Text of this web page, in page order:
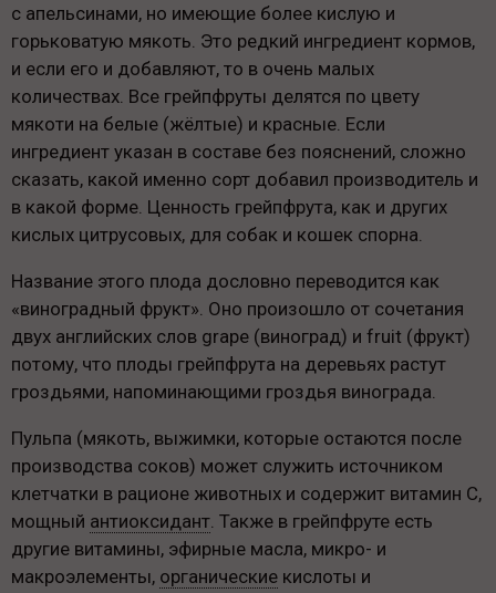
с апельсинами, но имеющие более кислую и
горьковатую мякоть. Это редкий ингредиент кормов,
и если его и добавляют, то в очень малых
количествах. Все грейпфруты делятся по цвету
мякоти на белые (жёлтые) и красные. Если
ингредиент указан в составе без пояснений, сложно
сказать, какой именно сорт добавил производитель и
в какой форме. Ценность грейпфрута, как и других
кислых цитрусовых, для собак и кошек спорна.
Название этого плода дословно переводится как
«виноградный фрукт». Оно произошло от сочетания
двух английских слов grape (виноград) и fruit (фрукт)
потому, что плоды грейпфрута на деревьях растут
гроздьями, напоминающими гроздья винограда.
Пульпа (мякоть, выжимки, которые остаются после
производства соков) может служить источником
клетчатки в рационе животных и содержит витамин С,
мощный антиоксидант . Также в грейпфруте есть
другие витамины, эфирные масла, микро- и
макроэлементы, органические кислоты и